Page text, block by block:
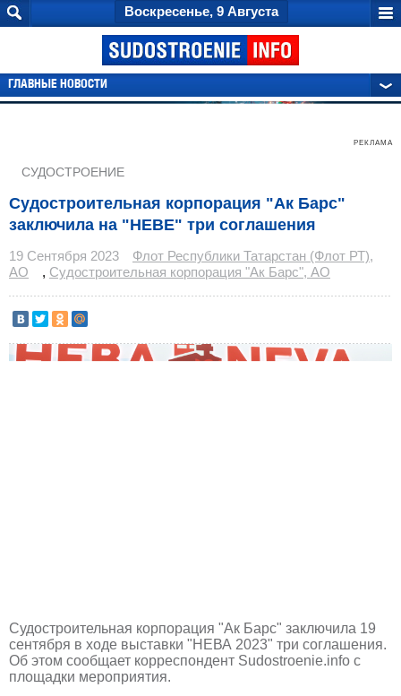
Воскресенье, 9 Августа
ГЛАВНЫЕ НОВОСТИ
РЕКЛАМА
СУДОСТРОЕНИЕ
Судостроительная корпорация "Ак Барс"
заключила на "НЕВЕ" три соглашения
19 Сентября 2023
Флот Республики Татарстан (Флот РТ),
АО
, Судостроительная корпорация "Ак Барс", АО
Судостроительная корпорация "Ак Барс" заключила 19
сентября в ходе выставки "НЕВА 2023" три соглашения.
Об этом сообщает корреспондент Sudostroenie.info с
площадки мероприятия.